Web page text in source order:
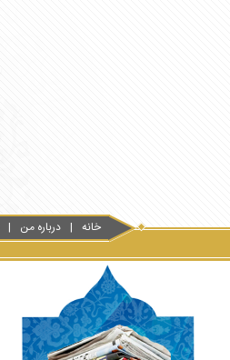
خانه درباره من